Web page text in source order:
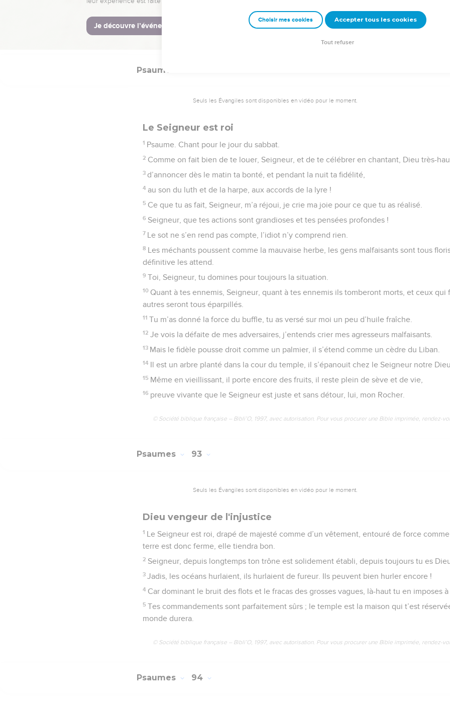
16 Je lui donnerai une vie longue et pleine, et je lui ferai voir que je suis son sauveur. »
© Société biblique française – Bibli’O, 1997, avec autorisation. Pour vous procurer une Bible imprimée, rendez-
Psaumes
Seuls les Évangiles sont disponibles en vidéo pour le moment.
Le Seigneur est roi
1 Psaume. Chant pour le jour du sabbat.
2 Comme on fait bien de te louer, Seigneur, et de te célébrer en chantant, Dieu très-
3 d’annoncer dès le matin ta bonté, et pendant la nuit ta fidélité,
4 au son du luth et de la harpe, aux accords de la lyre !
5 Ce que tu as fait, Seigneur, m’a réjoui, je crie ma joie pour ce que tu as réalisé.
6 Seigneur, que tes actions sont grandioses et tes pensées profondes !
7 Le sot ne s’en rend pas compte, l’idiot n’y comprend rien.
8 Les méchants poussent comme la mauvaise herbe, les gens malfaisants sont tous
définitive les attend.
9 Toi, Seigneur, tu domines pour toujours la situation.
10 Quant à tes ennemis, Seigneur, quant à tes ennemis ils tomberont morts, et ceux qui
autres seront tous éparpillés.
11 Tu m’as donné la force du buffle, tu as versé sur moi un peu d’huile fraîche.
12 Je vois la défaite de mes adversaires, j’entends crier mes agresseurs malfaisants.
13 Mais le fidèle pousse droit comme un palmier, il s’étend comme un cèdre du Liban.
14 Il est un arbre planté dans la cour du temple, il s’épanouit chez le Seigneur notre Dieu.
15 Même en vieillissant, il porte encore des fruits, il reste plein de sève et de vie,
16 preuve vivante que le Seigneur est juste et sans détour, lui, mon Rocher.
© Société biblique française – Bibli’O, 1997, avec autorisation. Pour vous procurer une Bible imprimée, rendez-
Psaumes 93
Seuls les Évangiles sont disponibles en vidéo pour le moment.
Dieu vengeur de l'injustice
1 Le Seigneur est roi, drapé de majesté comme d’un vêtement, entouré de force
terre est donc ferme, elle tiendra bon.
2 Seigneur, depuis longtemps ton trône est solidement établi, depuis toujours tu es
3 Jadis, les océans hurlaient, ils hurlaient de fureur. Ils peuvent bien hurler encore !
4 Car dominant le bruit des flots et le fracas des grosses vagues, là-haut tu en imposes à
5 Tes commandements sont parfaitement sûrs ; le temple est la maison qui t’est
monde durera.
© Société biblique française – Bibli’O, 1997, avec autorisation. Pour vous procurer une Bible imprimée, rendez-
Psaumes 94
Choisir mes cookies Accepter tous les cookies
Tout refuser